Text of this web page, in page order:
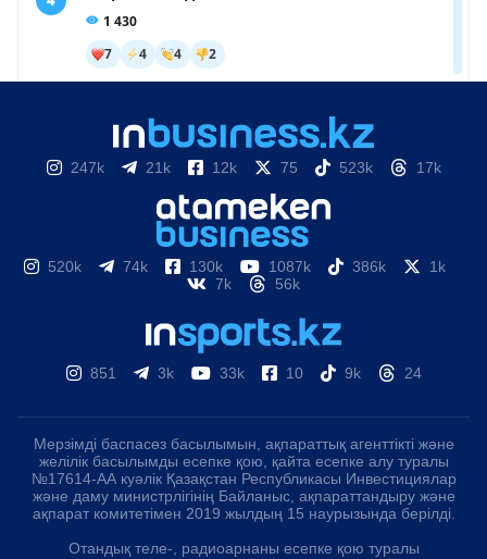
247k 21k 12k 75 523k 17k
520k 74k 130k 1087k 386k
1k
7k
56k
851 3k 33k 10 9k 24
Мерзімді баспасөз басылымын, ақпараттық агенттікті және
желілік басылымды есепке қою, қайта есепке алу туралы
№17614-АА куәлік Қазақстан Республикасы Инвестициялар
және даму министрлігінің Байланыс, ақпараттандыру және
ақпарат комитетімен 2019 жылдың 15 наурызында берілді.
Отандық теле-, радиоарнаны есепке қою туралы